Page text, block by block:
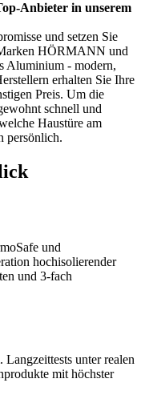
Anbieter in unserem
und setzen Sie
HÖRMANN und
Aluminium - modern,
erhalten Sie Ihre
Preis. Um die
schnell und
Haustüre am
persönlich.
und
hochisolierender
und 3-fach
unter realen
mit höchster